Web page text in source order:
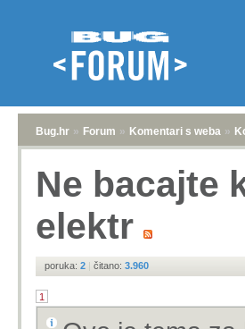
Bug.hr » Forum » Komentari s weba »
Ne bacajte
elektr
poruka: 2 | čitano: 3.960
1